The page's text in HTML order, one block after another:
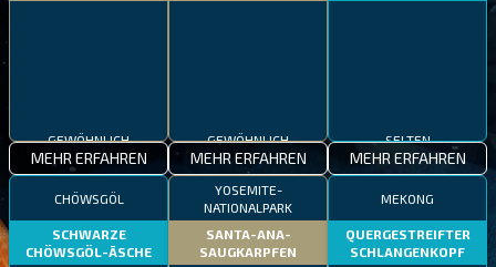
GEWÖHNLICH
MEHR ERFAHREN
GEWÖHNLICH
MEHR ERFAHREN
SELTEN
MEHR ERFAHREN
CHÖWSGÖL
SCHWARZE
CHÖWSGÖL-ÄSCHE
YOSEMITE-
NATIONALPARK
SANTA-ANA-
SAUGKARPFEN
MEKONG
QUERGESTREIFTER
SCHLANGENKOPF